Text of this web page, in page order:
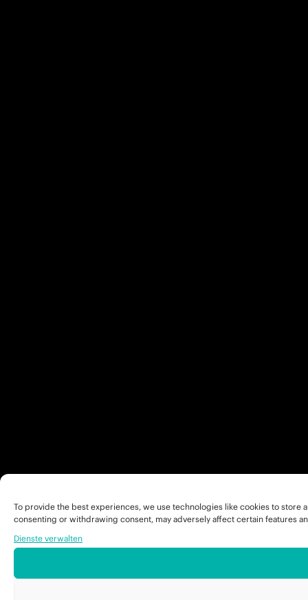
To provide the best experiences, we use technologies like cookies to
consenting or withdrawing consent, may adversely affect certain features
Dienste verwalten